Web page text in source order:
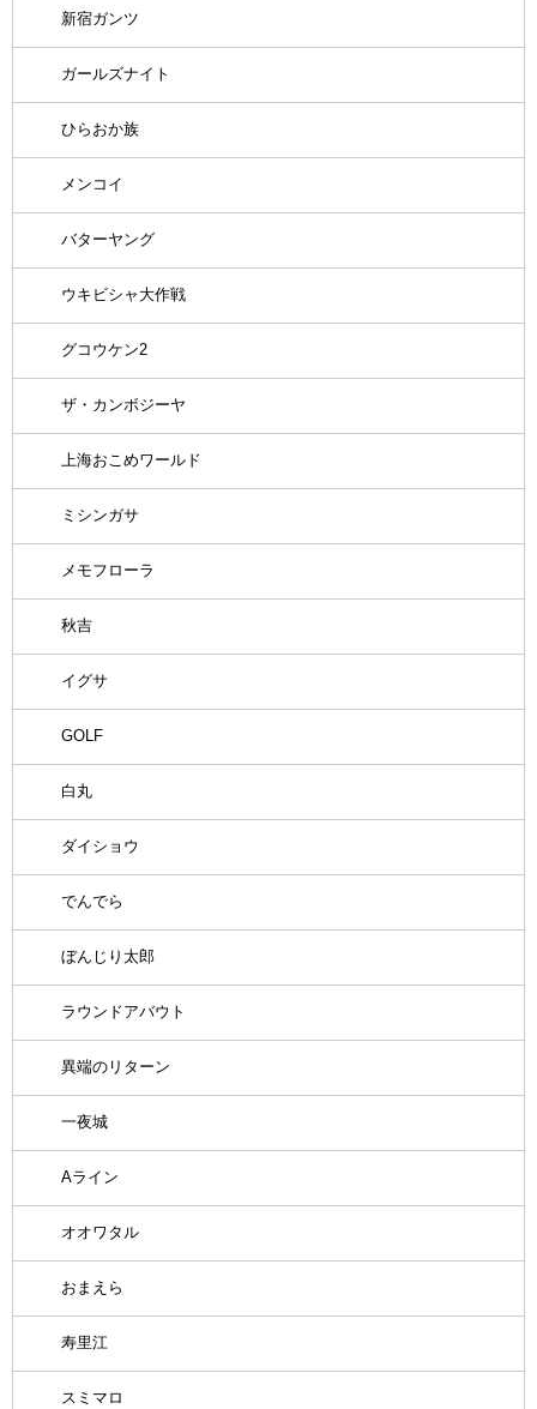
新宿ガンツ
ガールズナイト
ひらおか族
メンコイ
バターヤング
ウキビシャ大作戦
グコウケン2
ザ・カンボジーヤ
上海おこめワールド
ミシンガサ
メモフローラ
秋吉
イグサ
GOLF
白丸
ダイショウ
でんでら
ぼんじり太郎
ラウンドアバウト
異端のリターン
一夜城
Aライン
オオワタル
おまえら
寿里江
スミマロ